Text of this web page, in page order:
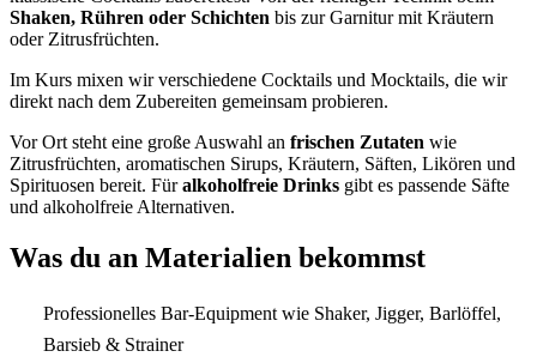
Shaken, Rühren oder Schichten bis zur Garnitur mit Kräutern
oder Zitrusfrüchten.
Im Kurs mixen wir verschiedene Cocktails und Mocktails, die wir
direkt nach dem Zubereiten gemeinsam probieren.
Vor Ort steht eine große Auswahl an frischen Zutaten wie
Zitrusfrüchten, aromatischen Sirups, Kräutern, Säften, Likören und
Spirituosen bereit. Füralkoholfreie Drinks gibt es passende Säfte
und alkoholfreie Alternativen.
Was du an Materialien bekommst
Professionelles Bar-Equipment wie Shaker, Jigger, Barlöffel,
Barsieb & Strainer